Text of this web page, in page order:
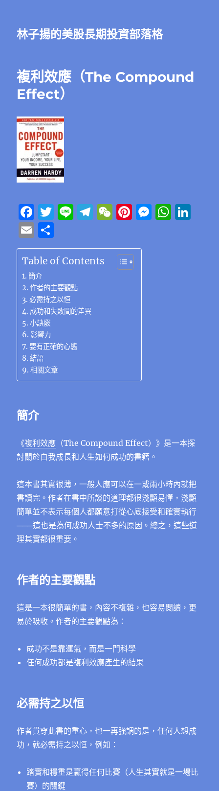
林子揚的美股長期投資部落格
複利效應（The Compound
Effect）
F
a
c
e
b
o
o
k
T
it
te
Li
e
T
e
g
W
C
h
at
Pi
te
re
st
M W
E
m
ai
l
享
Table of Contents
簡介
作者的主要觀點
必需持之以恒
成功和失敗間的差異
小訣竅
影響力
要有正確的心態
結語
相關文章
簡介
《複利效應 （The Compound Effect）》是一本探
討關於自我成長和人生如何成功的書籍。
這本書其實很薄，一般人應可以在一或兩小時內就把
書讀完。作者在書中所談的道理都很淺顯易懂，淺顯
簡單並不表示每個人都願意打從心底接受和確實執行
───這也是為何成功人士不多的原因。總之，這些道
理其實都很重要。
作者的主要觀點
這是一本很簡單的書，內容不複雜，也容易閲讀，更
易於吸收。作者的主要觀點為：
成功不是靠運氣，而是一門科學
任何成功都是複利效應產生的結果
必需持之以恒
作者貫穿此書的重心，也一再強調的是，任何人想成
功，就必需持之以恒，例如：
踏實和穩重是贏得任何比賽（人生其實就是一場比
賽）的關鍵